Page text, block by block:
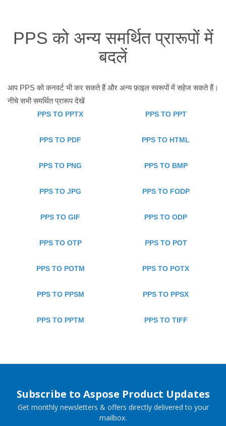
PPS को अन्य समर्थित प्रारूपों में
बदलें
आप PPS को कनवर्ट भी कर सकते हैं और अन्य फ़ाइल स्वरूपों में सहेज सकते हैं।
नीचे सभी समर्थित प्रारूप देखें
PPS TO PPTX PPS TO PPT
PPS TO PDF PPS TO HTML
PPS TO PNG PPS TO BMP
PPS TO JPG PPS TO FODP
PPS TO GIF PPS TO ODP
PPS TO OTP PPS TO POT
PPS TO POTM PPS TO POTX
PPS TO PPSM PPS TO PPSX
PPS TO PPTM PPS TO TIFF
Subscribe to Aspose Product Updates
Get monthly newsletters & offers directly delivered to your
mailbox.